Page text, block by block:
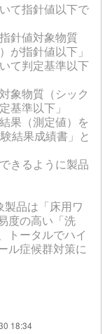
て指針値以下で
値対象物質
が指針値以下」
て判定基準以下
物質（シック
基準以下」
果（測定値）を
結果成績書」と
きるように製品
製品は「床用ワ
度の高い「洗
トータルでハイ
ル症候群対策に
18:34